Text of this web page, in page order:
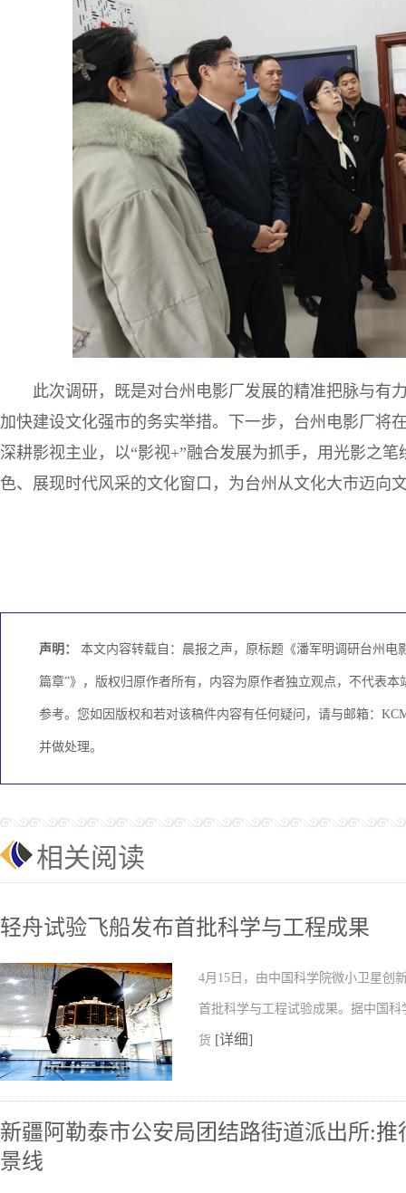
此次调研，既是对台州电影厂发展的精准把脉与有
加快建设文化强市的务实举措。下一步，台州电影厂将
深耕影视主业，以“影视+”融合发展为抓手，用光影之
色、展现时代风采的文化窗口，为台州从文化大市迈向
声明： 本文内容转载自：晨报之声，原标题《潘军明调研台州电
篇章”》，版权归原作者所有，内容为原作者独立观点，不代表
参考。您如因版权和若对该稿件内容有任何疑问，请与邮箱：
并做处理。
相关阅读
轻舟试验飞船发布首批科学与工程成果
4月15日，由中国科学院微小卫星创
首批科学与工程试验成果。据中国
货 [详细]
新疆阿勒泰市公安局团结路街道派出所:推
景线